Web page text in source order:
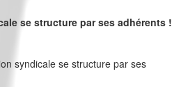
se structure par ses adhérents !
syndicale se structure par ses